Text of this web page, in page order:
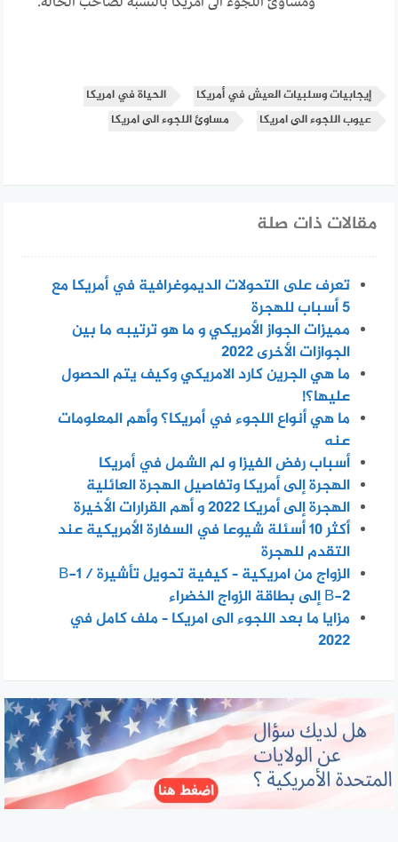
إيجابيات وسلبيات العيش في أمريكا
الحياة في امريكا
عيوب اللجوء الى امريكا
مساوئ اللجوء الى امريكا
مقالات ذات صلة
تعرف على التحولات الديموغرافية في أمريكا مع
5 أسباب للهجرة
مميزات الجواز الأمريكي و ما هو ترتيبه ما بين
الجوازات الأخرى 2022
ما هي الجرين كارد الامريكي وكيف يتم الحصول
عليها؟!
ما هي أنواع اللجوء في أمريكا؟ وأهم المعلومات
عنه
أسباب رفض الفيزا و لم الشمل في أمريكا
الهجرة إلى أمريكا وتفاصيل الهجرة العائلية
الهجرة إلى أمريكا 2022 و أهم القرارات الأخيرة
أكثر 10 أسئلة شيوعا في السفارة الأمريكية عند
التقدم للهجرة
الزواج من امريكية – كيفية تحويل تأشيرة B-1 /
B-2 إلى بطاقة الزواج الخضراء
مزايا ما بعد اللجوء الى امريكا – ملف كامل في
2022